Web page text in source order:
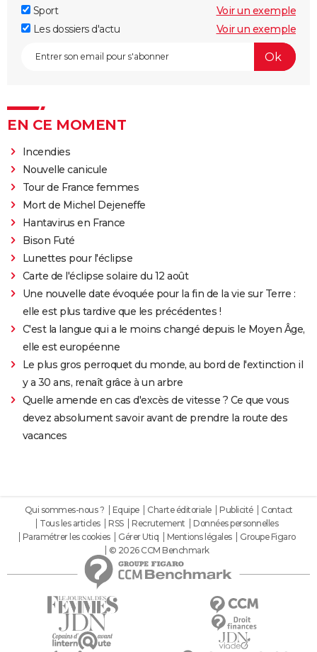
Sport
Voir un exemple
Les dossiers d'actu
Voir un exemple
EN CE MOMENT
Incendies
Nouvelle canicule
Tour de France femmes
Mort de Michel Dejeneffe
Hantavirus en France
Bison Futé
Lunettes pour l'éclipse
Carte de l'éclipse solaire du 12 août
Une nouvelle date évoquée pour la fin de la vie sur Terre :
elle est plus tardive que les précédentes !
C'est la langue qui a le moins changé depuis le Moyen Âge,
elle est européenne
Le plus gros perroquet du monde, au bord de l'extinction il
y a 30 ans, renaît grâce à un arbre
Quelle amende en cas d'excès de vitesse ? Ce que vous
devez absolument savoir avant de prendre la route des
vacances
Qui sommes-nous ? Equipe Charte éditoriale Publicité
Contact
Tous les articles
RSS Recrutement
Données personnelles
Paramétrer les cookies
Gérer Utiq Mentions légales
Groupe Figaro
© 2026 CCM Benchmark